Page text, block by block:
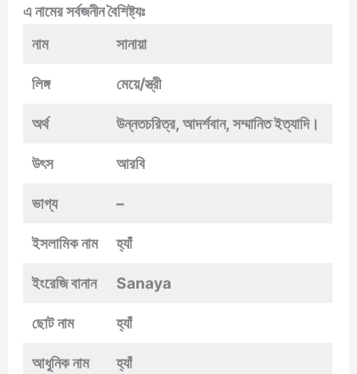
এ নামের সর্বজনীন বৈশিষ্ট্যঃ
নাম
সানায়া
লিঙ্গ মেয়ে/স্ত্রী
অর্থ উন্নতচরিত্র, আদর্শবান, সম্মানিত ইত্যাদি।
উৎস আরবি
ভাগ্য –
ইসলামিক নাম হ্যাঁ
ইংরেজি বানান Sanaya
ছোট নাম হ্যাঁ
আধুনিক নাম হ্যাঁ